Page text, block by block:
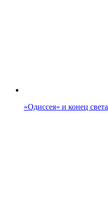
«Одиссея» и конец света